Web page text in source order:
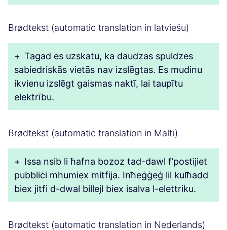
Brødtekst (automatic translation in latviešu)
+ Tagad es uzskatu, ka daudzas spuldzes
sabiedriskās vietās nav izslēgtas. Es mudinu
ikvienu izslēgt gaismas naktī, lai taupītu
elektrību.
Brødtekst (automatic translation in Malti)
+ Issa nsib li ħafna bozoz tad-dawl f’postijiet
pubbliċi mhumiex mitfija. Inħeġġeġ lil kulħadd
biex jitfi d-dwal billejl biex isalva l-elettriku.
Brødtekst (automatic translation in Nederlands)